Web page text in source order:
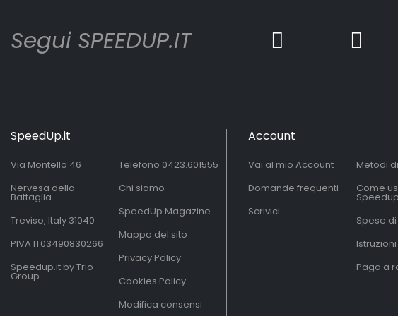
Segui SPEEDUP.IT
SpeedUp.it
Via Montello 46
Nervesa della
Battaglia
Treviso, Italy 31040
PIVA IT03490830266
Speedup.it by Trio
Group
Telefono 0423.601555
Chi siamo
SpeedUp Magazine
Mappa del sito
Privacy Policy
Cookies Policy
Modifica consensi
Account
Vai al mio Account
Domande frequenti
Scrivici
Metodi
Come
Spese
Paga a